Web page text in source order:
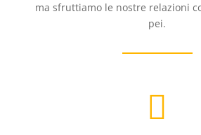
ma sfrut­ti­amo le nostre rela­zioni
pei.
